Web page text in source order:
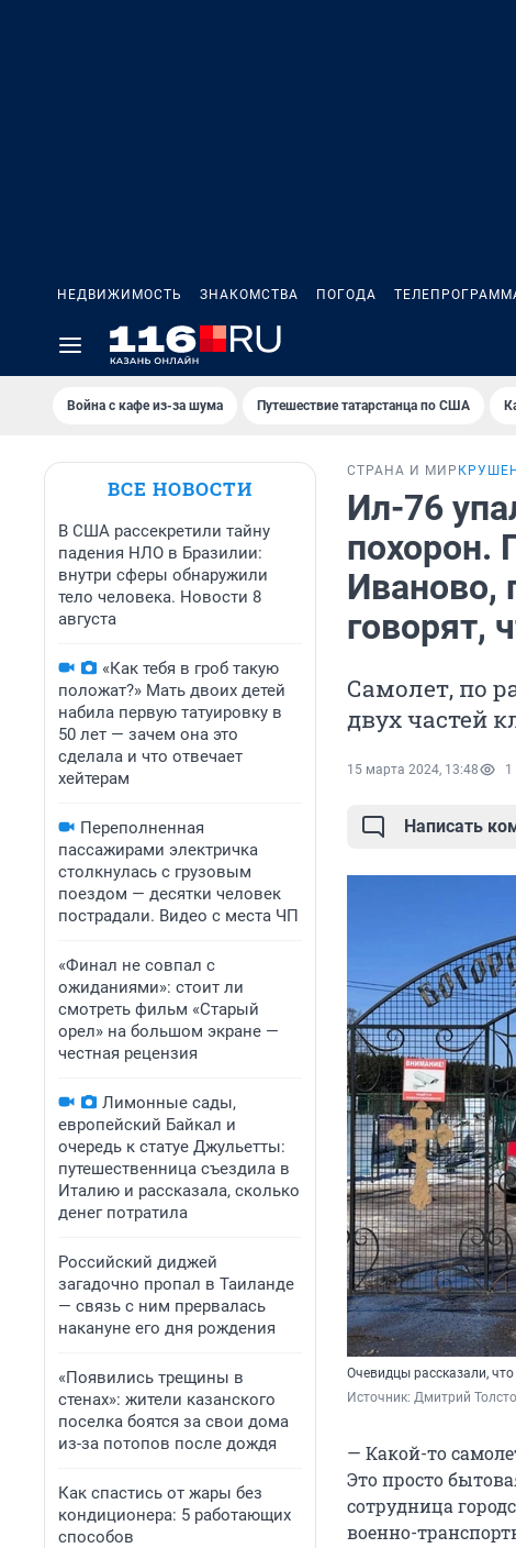
НЕДВИЖИМОСТЬ ЗНАКОМСТВА ПОГОДА
Война с кафе из-за шума Путешествие татарстанца по США
ВСЕ НОВОСТИ
В США рассекретили тайну
падения НЛО в Бразилии:
внутри сферы обнаружили
тело человека. Новости 8
августа
«Как тебя в гроб такую
положат?» Мать двоих детей
набила первую татуировку в
50 лет — зачем она это
сделала и что отвечает
хейтерам
Переполненная
пассажирами электричка
столкнулась с грузовым
поездом — десятки человек
пострадали. Видео с места ЧП
«Финал не совпал с
ожиданиями»: стоит ли
смотреть фильм «Старый
орел» на большом экране —
честная рецензия
Лимонные сады,
европейский Байкал и
очередь к статуе Джульетты:
путешественница съездила в
Италию и рассказала, сколько
денег потратила
Российский диджей
загадочно пропал в Таиланде
— связь с ним прервалась
накануне его дня рождения
«Появились трещины в
стенах»: жители казанского
поселка боятся за свои дома
из-за потопов после дождя
Как спастись от жары без
кондиционера: 5 работающих
способов
СТРАНА И МИР
Ил-76
похорон.
Иваново,
говорят,
Самолет, по
двух частей
15 марта 2024, 13:48 1
Написать
Очевидцы рассказали,
Источник: Дмитрий
— Какой-то
Это просто
сотрудница
военно-